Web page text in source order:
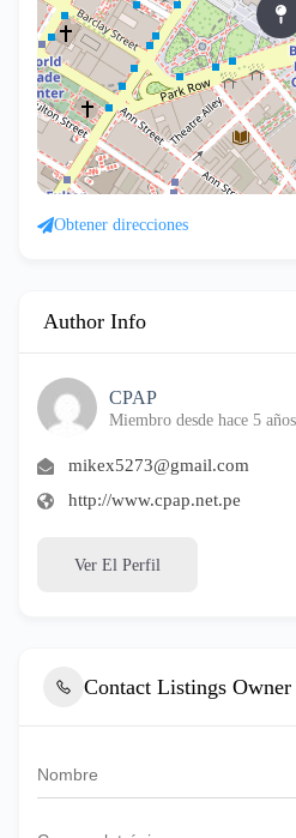
Obtener direcciones
Author Info
CPAP
Miembro desde hace 5 años
mikex5273@gmail.com
http://www.cpap.net.pe
Ver El Perfil
Contact Listings Owner